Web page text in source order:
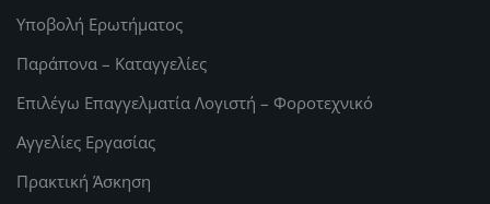
Υποβολή Ερωτήματος
Παράπονα – Καταγγελίες
Επιλέγω Επαγγελματία Λογιστή – Φοροτεχνικό
Αγγελίες Εργασίας
Πρακτική Άσκηση